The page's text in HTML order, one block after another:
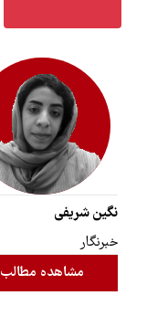
نگین شریفی
خبرنگار
مشاهده مطالب